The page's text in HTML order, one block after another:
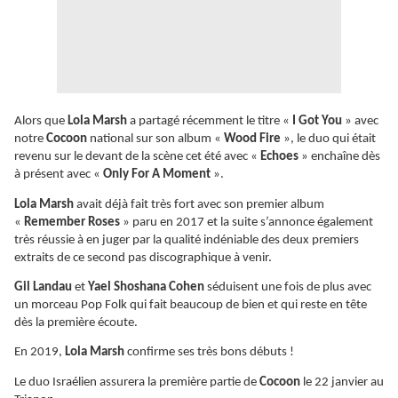
Alors que Lola Marsh a partagé récemment le titre « I Got You » avec
notre Cocoon national sur son album « Wood Fire », le duo qui était
revenu sur le devant de la scène cet été avec « Echoes » enchaîne dès
à présent avec « Only For A Moment ».
Lola Marsh avait déjà fait très fort avec son premier album
« Remember Roses » paru en 2017 et la suite s’annonce également
très réussie à en juger par la qualité indéniable des deux premiers
extraits de ce second pas discographique à venir.
Gil Landau et Yael Shoshana Cohen séduisent une fois de plus avec
un morceau Pop Folk qui fait beaucoup de bien et qui reste en tête
dès la première écoute.
En 2019, Lola Marsh confirme ses très bons débuts !
Le duo Israélien assurera la première partie de Cocoon le 22 janvier au